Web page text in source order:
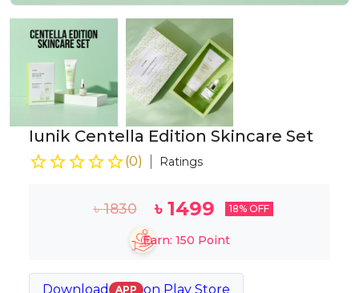
Iunik Centella Edition Skincare Set
(0) Ratings
৳1830 ৳1499 18% OFF
Earn: 150 Point
Download APP on Play Store